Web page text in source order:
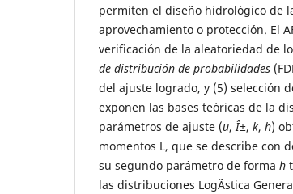
permiten el diseño hidrológico de
aprovechamiento o protección. El
verificación de la aleatoriedad de
de distribución de probabilidades
del ajuste logrado, y (5) selección
exponen las bases teóricas de la
parámetros de ajuste (u,Î±, k, h)
momentos L, que se describe con
su segundo parámetro de forma h
las distribuciones LogÃ­stica